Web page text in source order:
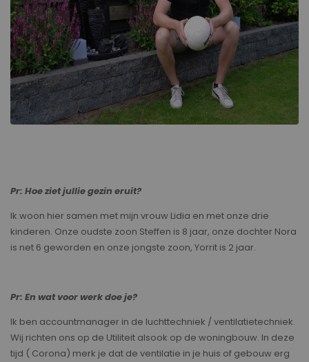
Pr: Hoe ziet jullie gezin eruit?
Ik woon hier samen met mijn vrouw Lidia en met onze drie
kinderen. Onze oudste zoon Steffen is 8 jaar, onze dochter Nora
is net 6 geworden en onze jongste zoon, Yorrit is 2 jaar.
Pr: En wat voor werk doe je?
Ik ben accountmanager in de luchttechniek / ventilatietechniek.
Wij richten ons op de Utiliteit alsook op de woningbouw. In deze
tijd ( Corona) merk je dat de ventilatie in je huis of gebouw erg